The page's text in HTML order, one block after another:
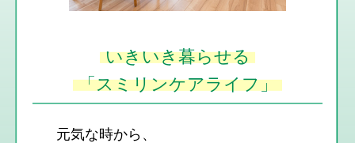
いきいき暮らせる
「スミリンケアライフ」
元気な時から、